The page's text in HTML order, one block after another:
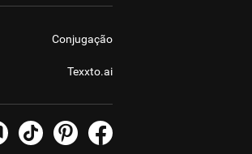
Conjugação
Texxto.ai